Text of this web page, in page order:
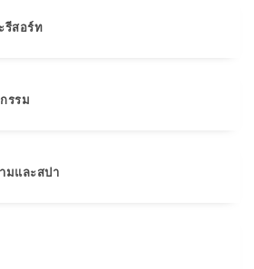
รีสอร์ท
รรม
มและสปา